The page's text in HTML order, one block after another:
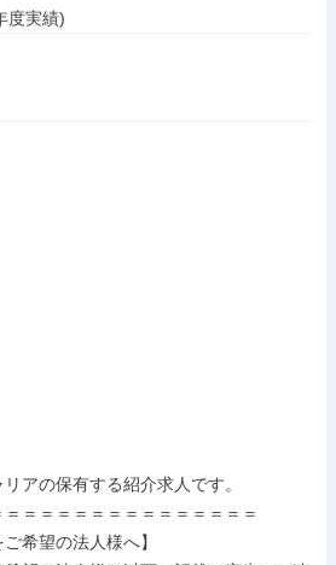
度実績)
アの保有する紹介求人です。
＝＝＝＝＝＝＝＝＝＝＝＝＝＝
希望の法人様へ】